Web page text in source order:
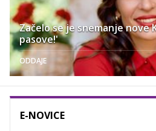
Začelo se je snemanje nove
pasove!'
ODDAJE
E-NOVICE